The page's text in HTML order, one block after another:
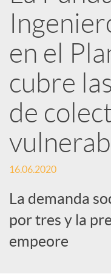
e
d
e
s
o
en el
cubre
de
16.06.2020
La demanda
por tres y la
empeore